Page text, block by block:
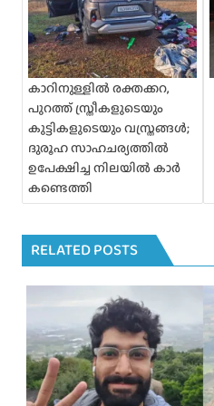
s
n
a
v
g
a
t
o
n
കാറിനുള്ളിൽ രക്തക്കറ,
പുറത്ത് സ്ത്രീകളുടെയും
കുട്ടികളുടെയും വസ്ത്രങ്ങൾ;
ദുരൂഹ സാഹചര്യത്തിൽ
ഉപേക്ഷിച്ച നിലയിൽ കാർ
കണ്ടെത്തി
RELATED POSTS